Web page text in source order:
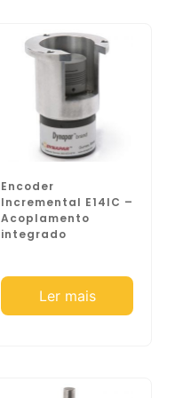
Encoder
Incremental E14IC –
Acoplamento
integrado
Ler mais